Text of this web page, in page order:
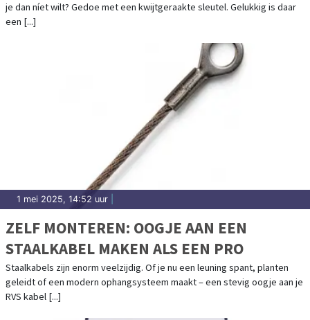
je dan níet wilt? Gedoe met een kwijtgeraakte sleutel. Gelukkig is daar
een [...]
1 mei 2025, 14:52 uur
ZELF MONTEREN: OOGJE AAN EEN
STAALKABEL MAKEN ALS EEN PRO
Staalkabels zijn enorm veelzijdig. Of je nu een leuning spant, planten
geleidt of een modern ophangsysteem maakt – een stevig oogje aan je
RVS kabel [...]